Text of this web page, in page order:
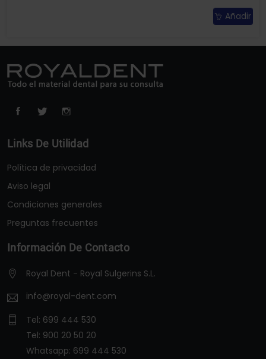
Añadir
Links De Utilidad
Política de privacidad
Aviso legal
Condiciones generales
Preguntas frecuentes
Información De Contacto
Royal Dent - Royal Sulgerins S.L.
info@royal-dent.com
Tel: 699 444 530
Tel: 900 20 50 20
Whatsapp: 699 444 530